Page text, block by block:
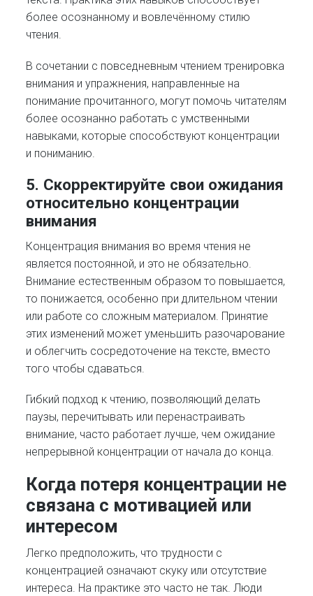
более осознанному и вовлечённому стилю
чтения.
В сочетании с повседневным чтением тренировка
внимания и упражнения, направленные на
понимание прочитанного, могут помочь читателям
более осознанно работать с умственными
навыками, которые способствуют концентрации
и пониманию.
5. Скорректируйте свои ожидания
относительно концентрации
внимания
Концентрация внимания во время чтения не
является постоянной, и это не обязательно.
Внимание естественным образом то повышается,
то понижается, особенно при длительном чтении
или работе со сложным материалом. Принятие
этих изменений может уменьшить разочарование
и облегчить сосредоточение на тексте, вместо
того чтобы сдаваться.
Гибкий подход к чтению, позволяющий делать
паузы, перечитывать или перенастраивать
внимание, часто работает лучше, чем ожидание
непрерывной концентрации от начала до конца.
Когда потеря концентрации не
связана с мотивацией или
интересом
Легко предположить, что трудности с
концентрацией означают скуку или отсутствие
интереса. На практике это часто не так. Люди